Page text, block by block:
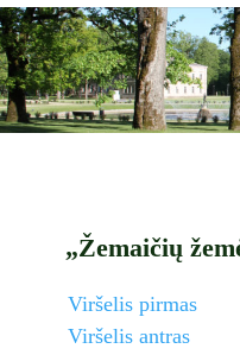
„Žemaičių
Viršelis pirmas
Viršelis antras